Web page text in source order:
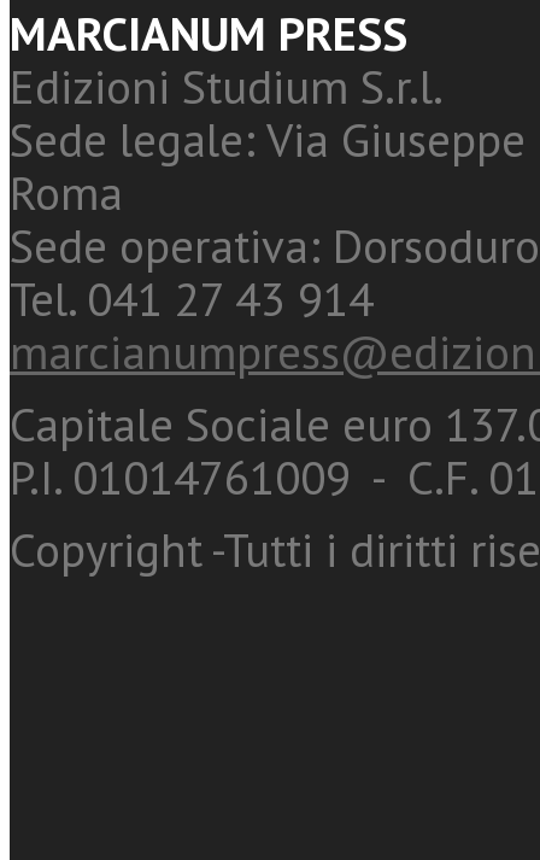
MARCIANUM PRESS
Edizioni Studium S.r.l.
Sede legale: Via
Roma
Sede operativa:
Tel. 041 27 43 914
Capitale Sociale euro
P.I. 01014761009 - C.F.
Copyright -Tutti i diritti